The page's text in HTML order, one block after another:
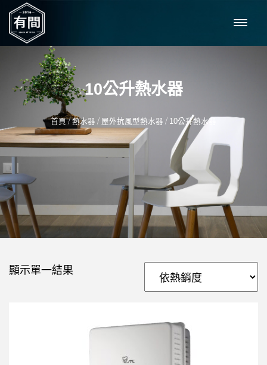
10公升熱水器
首頁/熱水器 / 屋外抗風型熱水器 / 10公升熱水器
顯示單一結果